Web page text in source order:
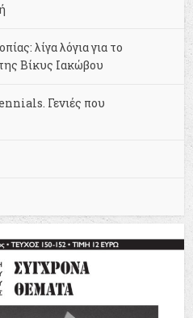
λίγα λόγια για το
Βίκυς Ιακώβου
Γενιές που